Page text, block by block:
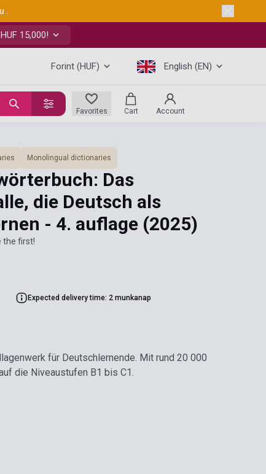
.
15,000!
Forint (HUF) English (EN)
Favorites Cart Account
Monolingual dictionaries
Das
die Deutsch als
- 4. auflage (2025)
the first!
Expected delivery time: 2 munkanap
für Deutschlernende. Mit rund 20 000
die Niveaustufen B1 bis C1.